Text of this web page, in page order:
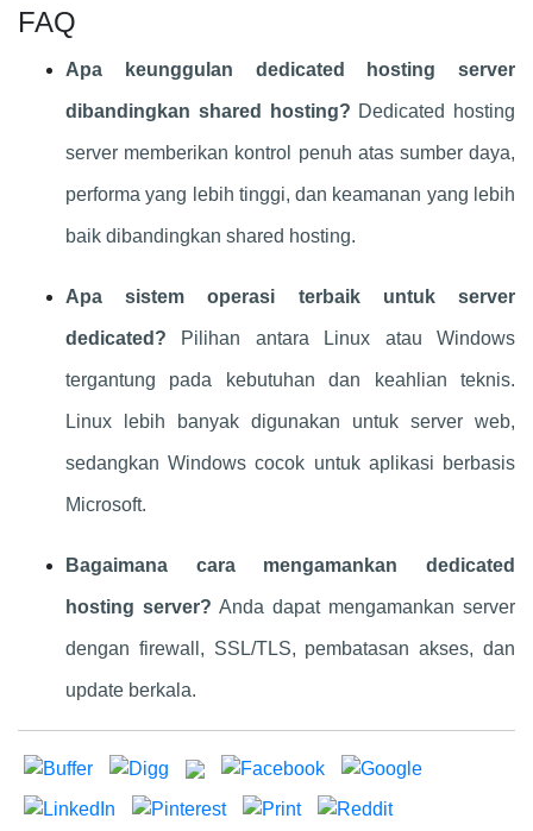
FAQ
Apa keunggulan dedicated hosting server
dibandingkan shared hosting? Dedicated hosting
server memberikan kontrol penuh atas sumber daya,
performa yang lebih tinggi, dan keamanan yang lebih
baik dibandingkan shared hosting.
Apa sistem operasi terbaik untuk server
dedicated? Pilihan antara Linux atau Windows
tergantung pada kebutuhan dan keahlian teknis.
Linux lebih banyak digunakan untuk server web,
sedangkan Windows cocok untuk aplikasi berbasis
Microsoft.
Bagaimana cara mengamankan dedicated
hosting server? Anda dapat mengamankan server
dengan firewall, SSL/TLS, pembatasan akses, dan
update berkala.